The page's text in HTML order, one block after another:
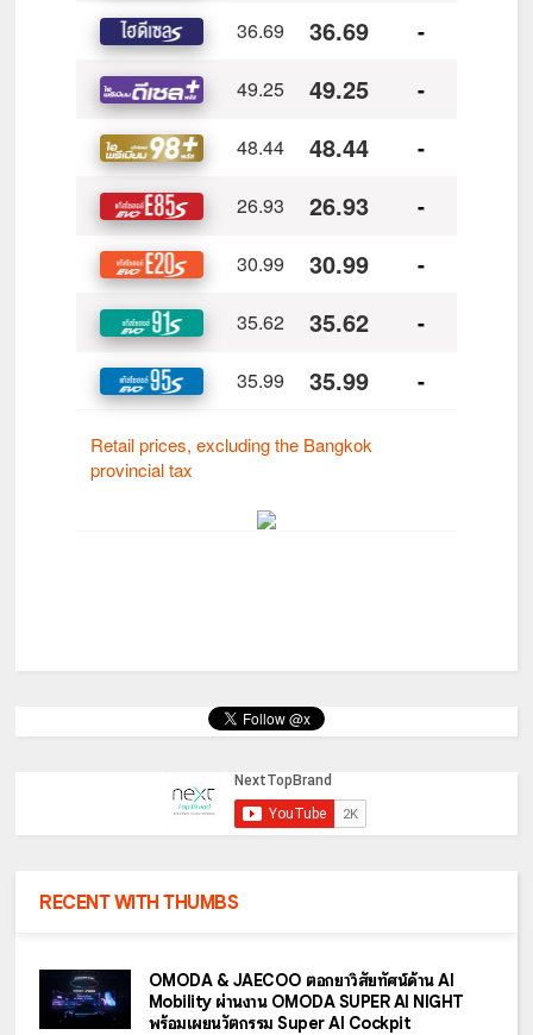
RECENT WITH THUMBS
OMODA & JAECOO ตอกย้ำวิสัยทัศน์ด้าน AI
Mobility ผ่านงาน OMODA SUPER AI NIGHT
พร้อมเผยนวัตกรรม Super AI Cockpit